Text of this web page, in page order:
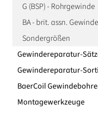
G (BSP) - Rohrgewinde
BA - brit. assn. Gewinde
Sondergrößen
Gewindereparatur-
Gewindereparatur-
BaerCoil
Montagewerkzeuge